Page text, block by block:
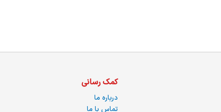
کمک رسانی
درباره ما
تماس با ما